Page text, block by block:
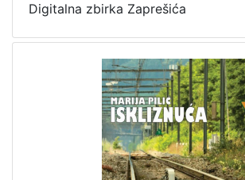
Digitalna zbirka Zaprešića